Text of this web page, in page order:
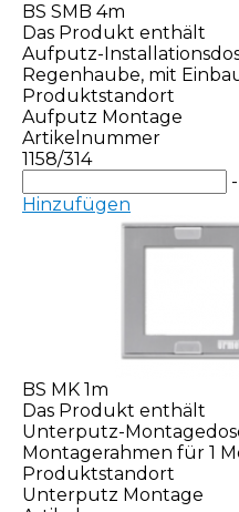
BS SMB 4m
Das Produkt enthält
Aufputz-
Regenhaube, mit
Produktstandort
Aufputz Montage
Artikelnummer
1158/314
-
Hinzufügen
BS MK 1m
Das Produkt enthält
Unterputz-
Montagerahmen für 1
Produktstandort
Unterputz Montage